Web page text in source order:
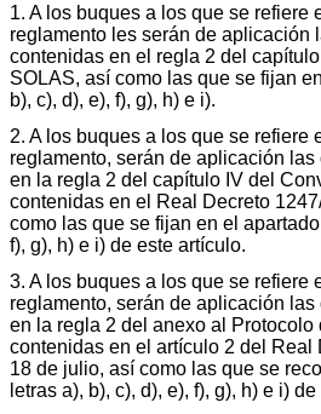
1. A los buques a los que se refiere
reglamento les serán de aplicación
contenidas en el regla 2 del
SOLAS, así como las que se fijan
b), c), d), e), f), g), h) e i).
2. A los buques a los que se refiere
reglamento, serán de aplicación
en la regla 2 del capítulo IV del
contenidas en el Real Decreto
como las que se fijan en el
f), g), h) e i) de este artículo.
3. A los buques a los que se refiere
reglamento, serán de aplicación
en la regla 2 del anexo al Protocolo
contenidas en el artículo 2 del Real
18 de julio, así como las que se
letras a), b), c), d), e), f), g), h) e i)